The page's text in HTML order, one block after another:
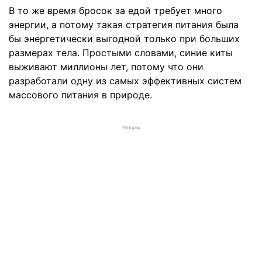
В то же время бросок за едой требует много
энергии, а потому такая стратегия питания была
бы энергетически выгодной только при больших
размерах тела. Простыми словами, синие киты
выживают миллионы лет, потому что они
разработали одну из самых эффективных систем
массового питания в природе.
РЕКЛАМА